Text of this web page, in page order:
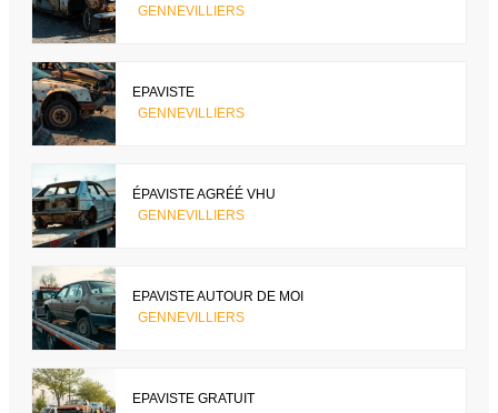
GENNEVILLIERS
EPAVISTE
GENNEVILLIERS
ÉPAVISTE AGRÉÉ VHU
GENNEVILLIERS
EPAVISTE AUTOUR DE MOI
GENNEVILLIERS
EPAVISTE GRATUIT